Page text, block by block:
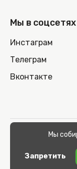
Мы в соцсетях
Инстаграм
Телеграм
Вконтакте
© 2026 100nout.by,
ООО
Константинович,
Адрес: 220100,
Мы
Запретить